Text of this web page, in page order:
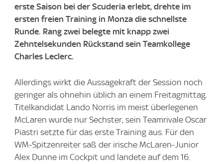
erste Saison bei der Scuderia erlebt, drehte im
ersten freien Training in Monza die schnellste
Runde. Rang zwei belegte mit knapp zwei
Zehntelsekunden Rückstand sein Teamkollege
Charles Leclerc.
Allerdings wirkt die Aussagekraft der Session noch
geringer als ohnehin üblich an einem Freitagmittag.
Titelkandidat Lando Norris im meist überlegenen
McLaren wurde nur Sechster, sein Teamrivale Oscar
Piastri setzte für das erste Training aus. Für den
WM-Spitzenreiter saß der irische McLaren-Junior
Alex Dunne im Cockpit und landete auf dem 16.